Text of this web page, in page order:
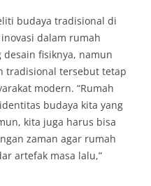
budaya tradisional di
dalam rumah
fisiknya, namun
tradisional tersebut tetap
modern. “Rumah
budaya kita yang
kita juga harus bisa
zaman agar rumah
artefak masa lalu,”